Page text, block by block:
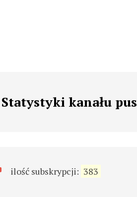
Statystyki kanału
ilość subskrypcji: 383